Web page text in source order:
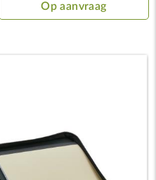
Op aanvraag